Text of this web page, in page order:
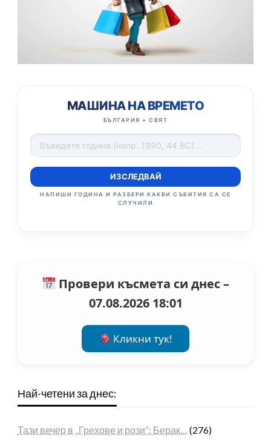
МАШИНА НА ВРЕМЕТО
БЪЛГАРИЯ + СВЯТ
ИЗСЛЕДВАЙ
НАПИШИ ГОДИНА И РАЗБЕРИ КАКВИ СЪБИТИЯ СА СЕ
СЛУЧИЛИ
Провери късмета си днес –
07.08.2026 18:01
Кликни тук!
Най-четени за днес:
Тази вечер в „Грехове и рози“: Берак… (276)